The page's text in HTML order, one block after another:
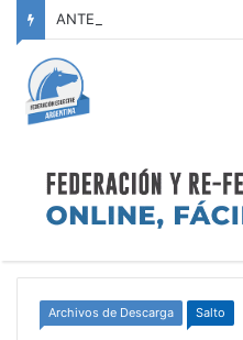
Archivos de Descarga Salto